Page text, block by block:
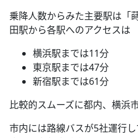
乗降人数からみた主要駅は「
田駅から各駅へのアクセスは
横浜駅までは11分
東京駅までは47分
新宿駅までは61分
比較的スムーズに都内、横浜
市内には路線バスが5社運行